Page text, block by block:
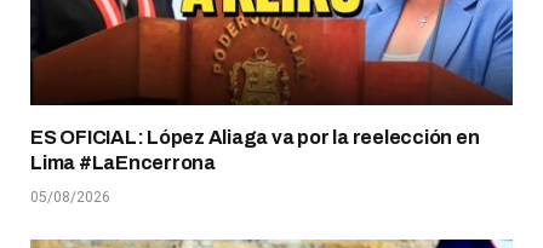
ES OFICIAL: López Aliaga va por la reelección en
Lima #LaEncerrona
05/08/2026